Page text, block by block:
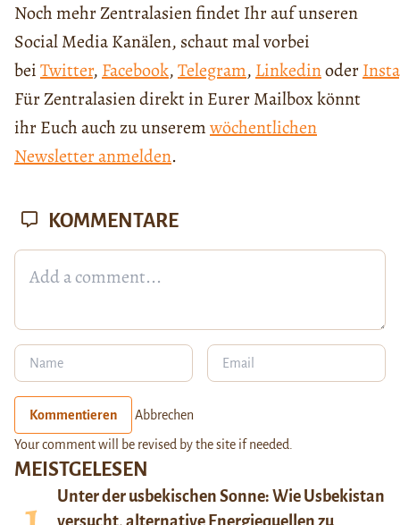
Noch mehr Zentralasien findet Ihr auf unseren
Social Media Kanälen, schaut mal vorbei
beiTwitter, Facebook,Telegram, Linkedinoder
Für Zentralasien direkt in Eurer Mailbox könnt
ihr Euch auch zu unseremwöchentlichen
Newsletter anmelden.
MEISTGELESEN
Unter der usbekischen Sonne: Wie Usbekistan
KOMMENTARE
Kommentieren Abbrechen
Your comment will be revised by the site if needed.